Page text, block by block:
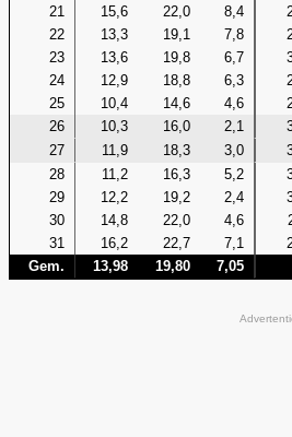
21
15,6 22,0 8,4
22
13,3 19,1 7,8
23
13,6 19,8 6,7
24
12,9 18,8 6,3
25
10,4 14,6 4,6
26
10,3 16,0 2,1
27
11,9 18,3 3,0
28
11,2 16,3 5,2
29
12,2 19,2 2,4
30
14,8 22,0 4,6
31
16,2 22,7 7,1
Gem.
13,98 19,80 7,05